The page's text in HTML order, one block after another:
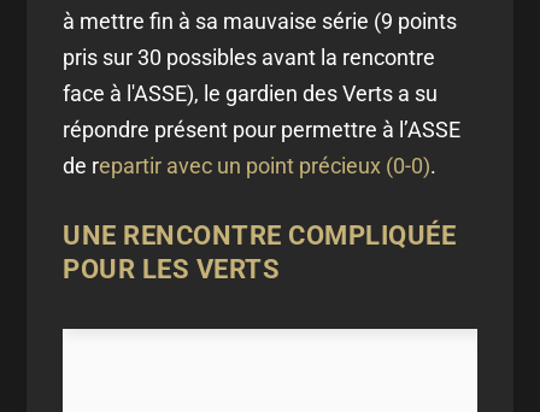
à mettre fin à sa mauvaise série (9 points
pris sur 30 possibles avant la rencontre
face à l'ASSE), le gardien des Verts a su
répondre présent pour permettre à l’ASSE
de repartir avec un point précieux (0-0).
UNE RENCONTRE COMPLIQUÉE
POUR LES VERTS